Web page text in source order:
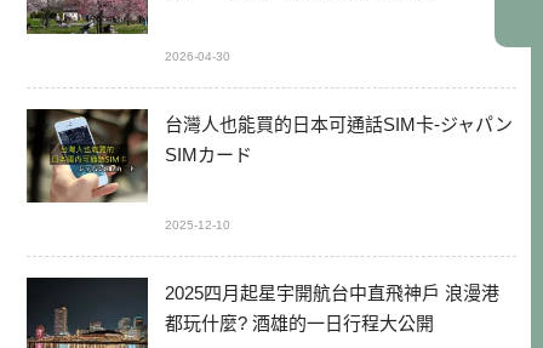
2026-04-30
台灣人也能買的日本可通話SIM卡-ジャパン
SIMカード
2025-12-10
2025四月起星宇開航台中直飛神戶 浪漫港
都玩什麼? 酒雄的一日行程大公開